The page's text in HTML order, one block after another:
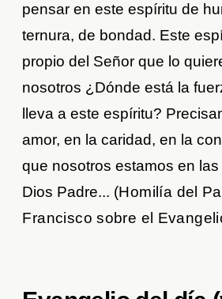
pensar en este espíritu de
ternura, de bondad. Este
propio del Señor que lo
nosotros ¿Dónde está la
lleva a este espíritu?
amor, en la caridad, en la
que nosotros estamos en
Dios Padre... (Homilía del
Francisco sobre el